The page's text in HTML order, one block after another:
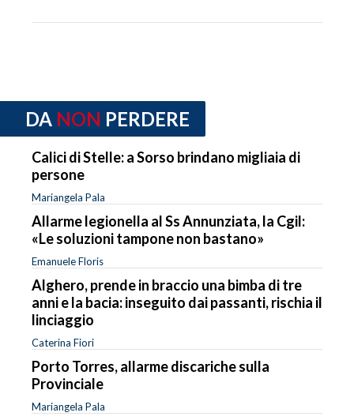
DA NON PERDERE
Calici di Stelle: a Sorso brindano migliaia di
persone
Mariangela Pala
Allarme legionella al Ss Annunziata, la Cgil:
«Le soluzioni tampone non bastano»
Emanuele Floris
Alghero, prende in braccio una bimba di tre
anni e la bacia: inseguito dai passanti, rischia il
linciaggio
Caterina Fiori
Porto Torres, allarme discariche sulla
Provinciale
Mariangela Pala